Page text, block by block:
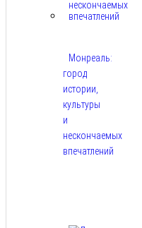
Монреаль:
город
истории,
культуры
и
нескончаемых
впечатлений